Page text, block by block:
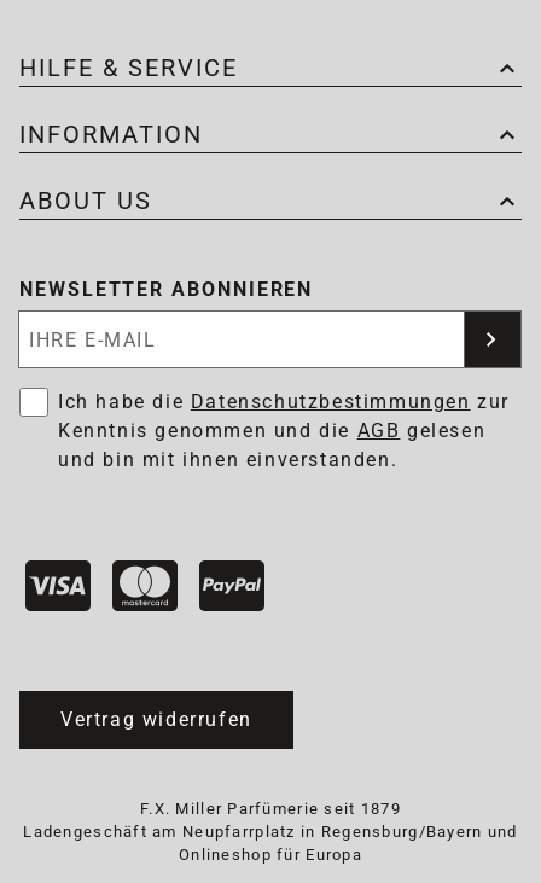
HILFE & SERVICE
INFORMATION
ABOUT US
NEWSLETTER ABONNIEREN
Ich habe die Datenschutzbestimmungen zur
Kenntnis genommen und die AGB gelesen
und bin mit ihnen einverstanden.
Vertrag widerrufen
F.X. Miller Parfümerie seit 1879
Ladengeschäft am Neupfarrplatz in Regensburg/Bayern und
Onlineshop für Europa